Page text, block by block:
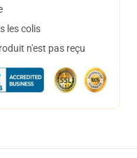
les colis
n'est pas reçu